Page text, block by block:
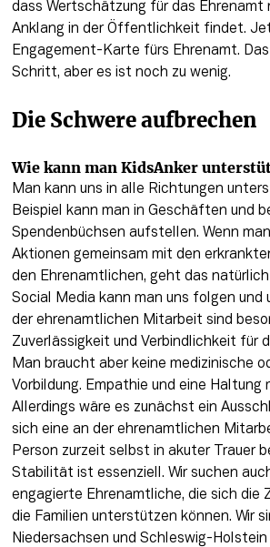
dass Wertschätzung für das Ehrenamt
Anklang in der Öffentlichkeit findet.
Engagement-Karte fürs Ehrenamt.
Schritt, aber es ist noch zu wenig.
Die Schwere aufbrechen
Wie kann man KidsAnker
Man kann uns in alle Richtungen
Beispiel kann man in Geschäften und
Spendenbüchsen aufstellen. Wenn
Aktionen gemeinsam mit den
den Ehrenamtlichen, geht das
Social Media kann man uns folgen und
der ehrenamtlichen Mitarbeit sind
Zuverlässigkeit und Verbindlichkeit für
Man braucht aber keine medizinische
Vorbildung. Empathie und eine Haltung
Allerdings wäre es zunächst ein
sich eine an der ehrenamtlichen
Person zurzeit selbst in akuter Trauer
Stabilität ist essenziell. Wir suchen
engagierte Ehrenamtliche, die sich die
die Familien unterstützen können. Wir
Niedersachsen und Schleswig-